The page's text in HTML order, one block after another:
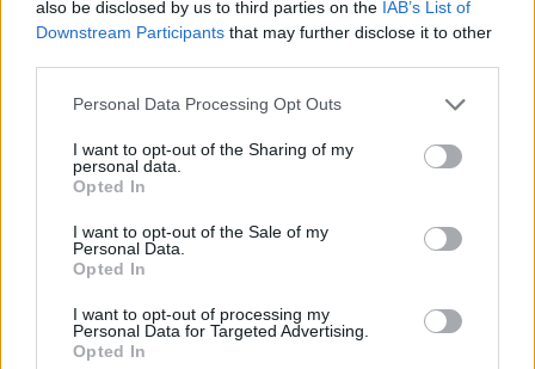
also be disclosed by us to third parties on the IAB’s List of
Downstream Participants that may further disclose it to other
Personal Data Processing Opt Outs
I want to opt-out of the Sharing of my
personal data.
Opted In
I want to opt-out of the Sale of my
Personal Data.
Opted In
I want to opt-out of processing my
Personal Data for Targeted Advertising.
Opted In
Tags: Jordan , Khloe Kardashian
Kurti kundërshton